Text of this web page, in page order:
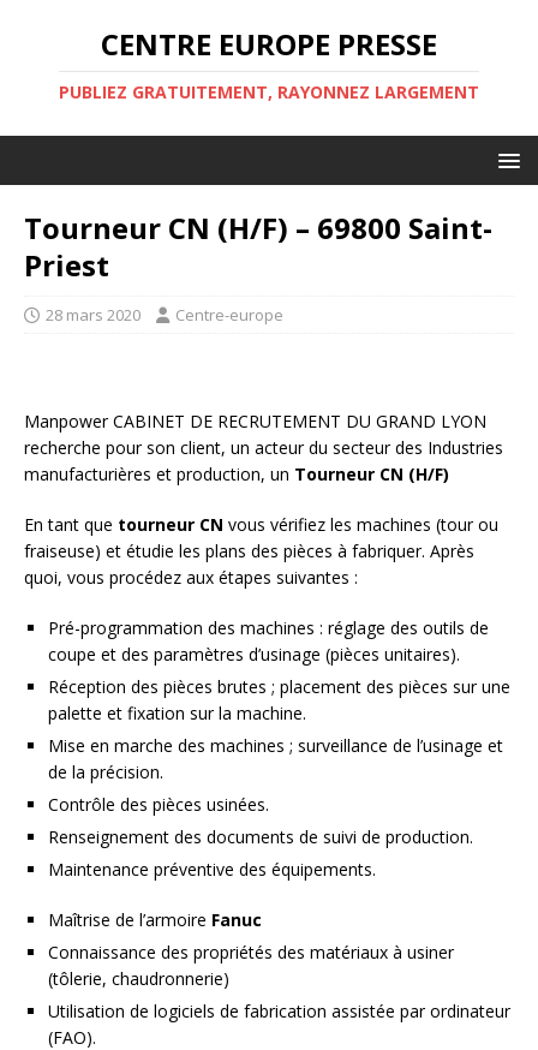
CENTRE EUROPE PRESSE
PUBLIEZ GRATUITEMENT, RAYONNEZ LARGEMENT
Tourneur CN (H/F) – 69800 Saint-
Priest
28 mars 2020 Centre-europe
Manpower CABINET DE RECRUTEMENT DU GRAND LYON
recherche pour son client, un acteur du secteur des Industries
manufacturières et production, un Tourneur CN (H/F)
En tant que tourneur CN vous vérifiez les machines (tour ou
fraiseuse) et étudie les plans des pièces à fabriquer. Après
quoi, vous procédez aux étapes suivantes :
Pré-programmation des machines : réglage des outils de
coupe et des paramètres d’usinage (pièces unitaires).
Réception des pièces brutes ; placement des pièces sur une
palette et fixation sur la machine.
Mise en marche des machines ; surveillance de l’usinage et
de la précision.
Contrôle des pièces usinées.
Renseignement des documents de suivi de production.
Maintenance préventive des équipements.
Maîtrise de l’armoire Fanuc
Connaissance des propriétés des matériaux à usiner
(tôlerie, chaudronnerie)
Utilisation de logiciels de fabrication assistée par ordinateur
(FAO).